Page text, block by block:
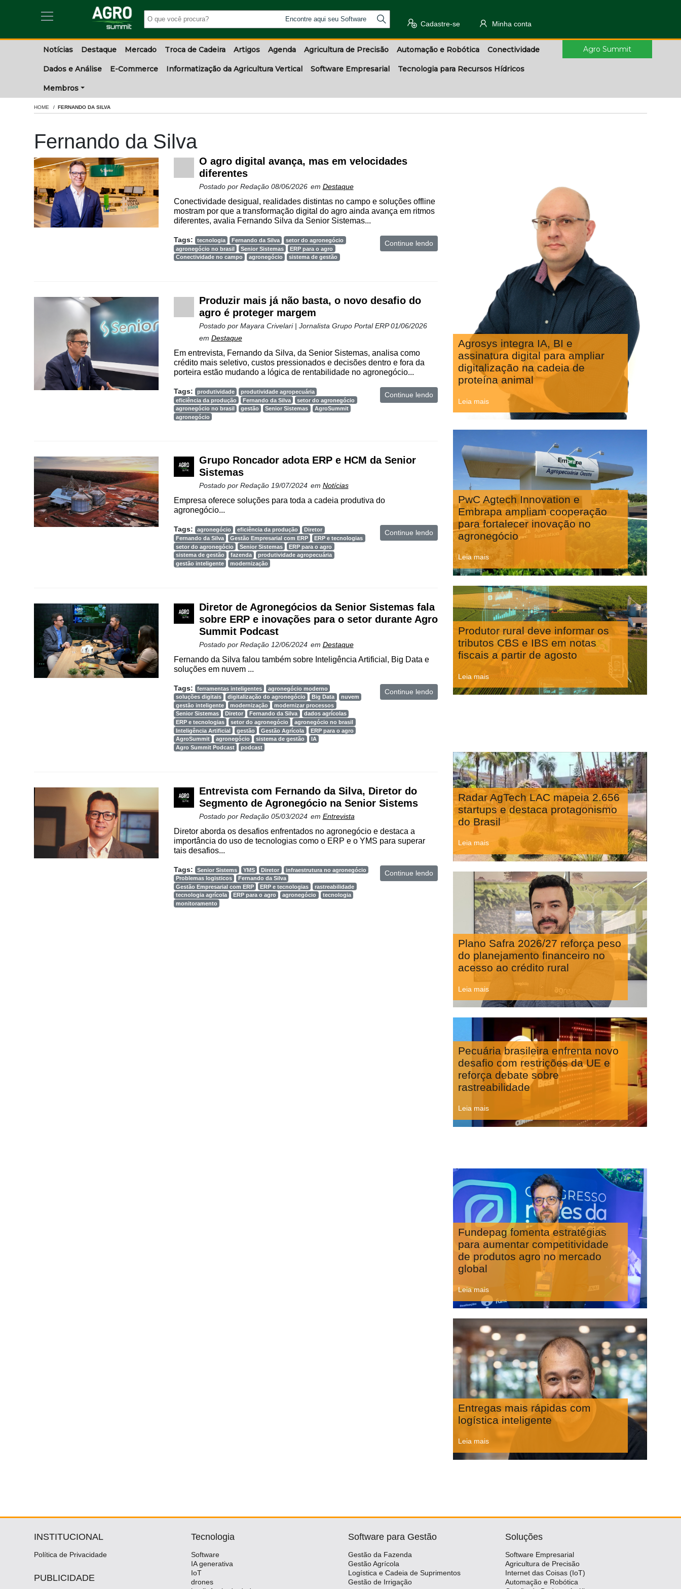
Mercado
Agricultura
Automação
Software
Empresarial
Tecnologia
Encontre aqui seu Software
Cadastre-se Minha conta
Notícias Destaque Mercado Troca de Cadeira Artigos Agenda Agricultura de Precisão Automação e Robótica Conectividade
Dados e Análise E-Commerce Informatização da Agricultura Vertical Software Empresarial Tecnologia para Recursos Hídricos
Membros
Agro Summit
HOME FERNANDO DA SILVA
Fernando da Silva
O agro digital avança, mas em velocidades
diferentes
Postado por Redação 08/06/2026 em Destaque
Conectividade desigual, realidades distintas no campo e soluções offline
mostram por que a transformação digital do agro ainda avança em ritmos
diferentes, avalia Fernando Silva da Senior Sistemas...
Tags: tecnologia Fernando da Silva
setor do agronegócio
agronegócio no brasil
Senior Sistemas
ERP para o agro
Conectividade no campo
agronegócio sistema de gestão
Continue lendo
Produzir mais já não basta, o novo desafio do
agro é proteger margem
Postado por Mayara Crivelari | Jornalista Grupo Portal ERP01/06/2026
em Destaque
Em entrevista, Fernando da Silva, da Senior Sistemas, analisa como
crédito mais seletivo, custos pressionados e decisões dentro e fora da
porteira estão mudando a lógica de rentabilidade no agronegócio...
Tags: produtividade
produtividade agropecuária
eficiência da produção
Fernando da Silva
setor do agronegócio
agronegócio no brasil
gestão Senior Sistemas
AgroSummit
agronegócio
Continue lendo
Grupo Roncador adota ERP e HCM da Senior
Sistemas
Postado por Redação 19/07/2024 em Notícias
Empresa oferece soluções para toda a cadeia produtiva do
agronegócio...
Tags: agronegócio eficiência da produção
Diretor
Fernando da Silva
Gestão Empresarial com ERP
ERP e tecnologias
setor do agronegócio
Senior Sistemas
ERP para o agro
sistema de gestão
fazenda
produtividade agropecuária
gestão inteligente
modernização
Continue lendo
Diretor de Agronegócios da Senior Sistemas fala
sobre ERP e inovações para o setor durante Agro
Summit Podcast
Postado por Redação 12/06/2024 em Destaque
Fernando da Silva falou também sobre Inteligência Artificial, Big Data e
soluções em nuvem ...
Tags: ferramentas inteligentes
agronegócio moderno
soluções digitais
digitalização do agronegócio Big Data
nuvem
gestão inteligente
modernização
modernizar processos
Senior Sistemas
Diretor Fernando da Silva
dados agrícolas
ERP e tecnologias
setor do agronegócio
agronegócio no brasil
Inteligência Artificial
gestão Gestão Agrícola
ERP para o agro
AgroSummit
agronegócio sistema de gestão
IA
Agro Summit Podcast
podcast
Continue lendo
Entrevista com Fernando da Silva, Diretor do
Segmento de Agronegócio na Senior Sistems
Postado por Redação 05/03/2024 em Entrevista
Diretor aborda os desafios enfrentados no agronegócio e destaca a
importância do uso de tecnologias como o ERP e o YMS para superar
tais desafios...
Tags: Senior Sistems YMS Diretor
infraestrutura no agronegócio
Problemas logisticos
Fernando da Silva
Gestão Empresarial com ERP
ERP e tecnologias
rastreabilidade
tecnologia agrícola
ERP para o agro agronegócio
tecnologia
monitoramento
Continue lendo
Agrosys integra IA, BI e
assinatura digital para ampliar
digitalização na cadeia de
proteína animal
Leia mais
PwC Agtech Innovation e
Embrapa ampliam cooperação
para fortalecer inovação no
agronegócio
Leia mais
Produtor rural deve informar os
tributos CBS e IBS em notas
fiscais a partir de agosto
Leia mais
Radar AgTech LAC mapeia 2.656
startups e destaca protagonismo
do Brasil
Leia mais
Plano Safra 2026/27 reforça peso
do planejamento financeiro no
acesso ao crédito rural
Leia mais
Pecuária brasileira enfrenta novo
desafio com restrições da UE e
reforça debate sobre
rastreabilidade
Leia mais
Fundepag fomenta estratégias
para aumentar competitividade
de produtos agro no mercado
global
Leia mais
Entregas mais rápidas com
logística inteligente
Leia mais
INSTITUCIONAL
Política de Privacidade
PUBLICIDADE
Tecnologia
Software
IA generativa
IoT
drones
Software para Gestão
Gestão da Fazenda
Gestão Agrícola
Logística e Cadeia de Suprimentos
Gestão de Irrigação
Soluções
Software Empresarial
Agricultura de Precisão
Internet das Coisas (IoT)
Automação e Robótica